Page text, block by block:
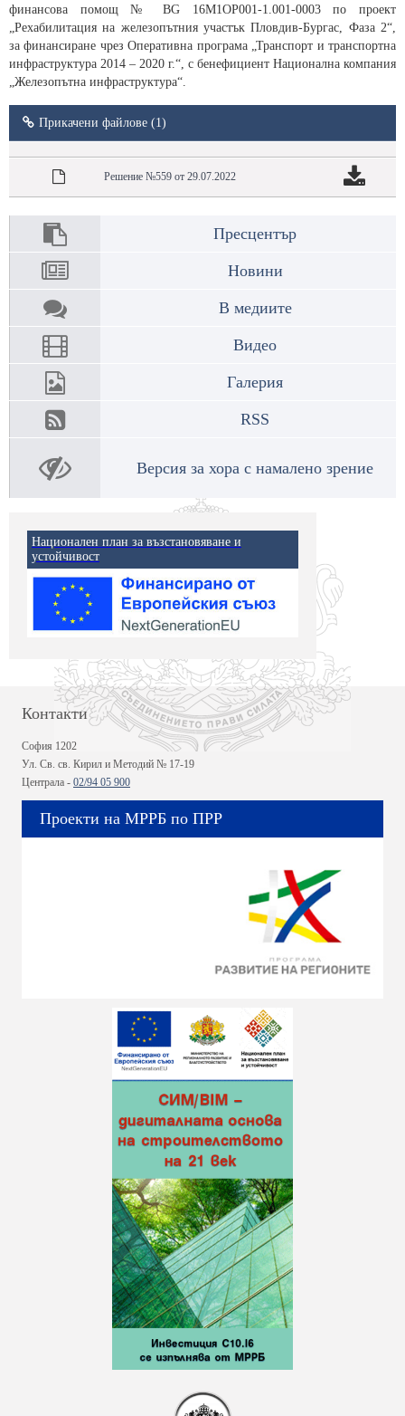
финансова помощ № BG 16M1OP001-1.001-0003 по проект
„Рехабилитация на железопътния участък Пловдив-Бургас, Фаза 2“,
за финансиране чрез Оперативна програма „Транспорт и транспортна
инфраструктура 2014 – 2020 г.“, с бенефициент Национална компания
„Железопътна инфраструктура“.
Прикачени файлове (1)
Решение №559 от 29.07.2022
Пресцентър
Новини
В медиите
Видео
Галерия
RSS
Версия за хора с намалено зрение
Национален план за възстановяване и
устойчивост
Контакти
София 1202
Ул. Св. св. Кирил и Методий № 17-19
Централа - 02/94 05 900
Проекти на МРРБ по ПРР